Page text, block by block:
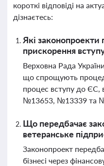
короткі відповіді на
дізнаєтесь:
Які законопроекти
прискорення
Верховна Рада
що спрощують
процес вступу до ЄС,
№13653, №13339 та
Що передбачає
ветеранське
Законопроект
бізнесі через